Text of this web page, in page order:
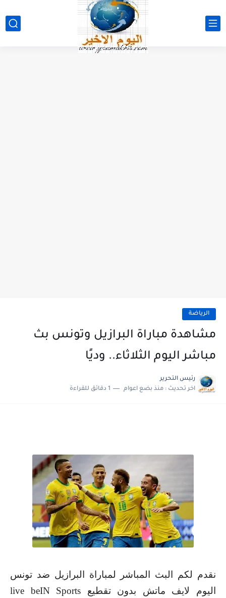
الرياضة
مشاهدة مباراة البرازيل وتونس بث
مباشر اليوم الثلاثاء.. وديًا
رئيس التحرير
اخر تحديث : منذ بضع اعوام 1 دقائق للقراءة
نقدم لكم البث المباشر لمباراة البرازيل ضد تونس
اليوم لايف ماتش بدون تقطيع live beIN Sports